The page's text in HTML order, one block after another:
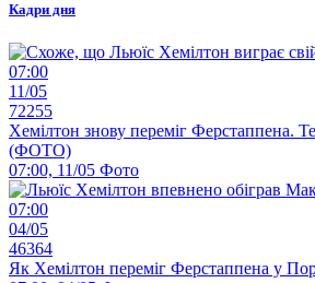
Кадри дня
07:00
11/05
72255
Хемілтон знову переміг Ферстаппена.
(ФОТО)
07:00, 11/05 Фото
07:00
04/05
46364
Як Хемілтон переміг Ферстаппена у